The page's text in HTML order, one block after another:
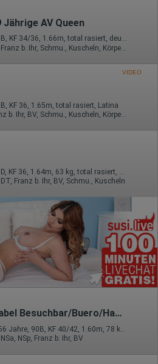
Jährige AV Queen
19 Jahre, 70B, KF 34/36, 1.66m, total rasiert, deutsch
VIDEO
KF 36, 1.65m, total rasiert, Latina
69, GF6, Franz b. Ihr, BV, Schmu., Kuscheln, Körperküs., DSa
20 Jahre, 80D, KF 36, 1.64m, 63 kg, total rasiert, asiatisch
Franz b. Ihr, BV, Schmu., Kuscheln
Amoreisabel Besuchbar/Buero/Haus/Hotelbesuche
weibl., Duo, 56 Jahre, 90B, KF 40/42, 1.60m, 78 kg, total rasiert, deutsch
NSp, Franz b. Ihr, BV